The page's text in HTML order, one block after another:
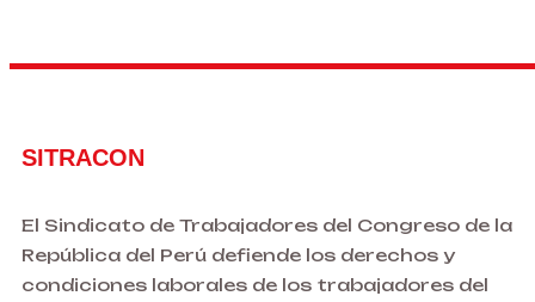
SITRACON
El Sindicato de Trabajadores del Congreso de la
República del Perú defiende los derechos y
condiciones laborales de los trabajadores del